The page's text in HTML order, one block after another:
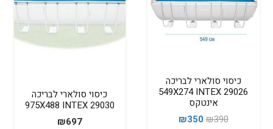
כיסוי סולארי לבריכה
549X274 INTEX 29026
אינטקס
₪390
המחיר
₪350
כיסוי סולארי לבריכה
975X488 INTEX 29030
₪697